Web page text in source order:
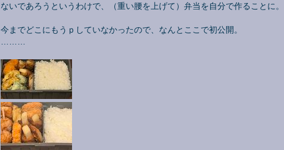
ないであろうというわけで、（重い腰を上げて）弁当を自分で作ることに。
今までどこにもうｐしていなかったので、なんとここで初公開。